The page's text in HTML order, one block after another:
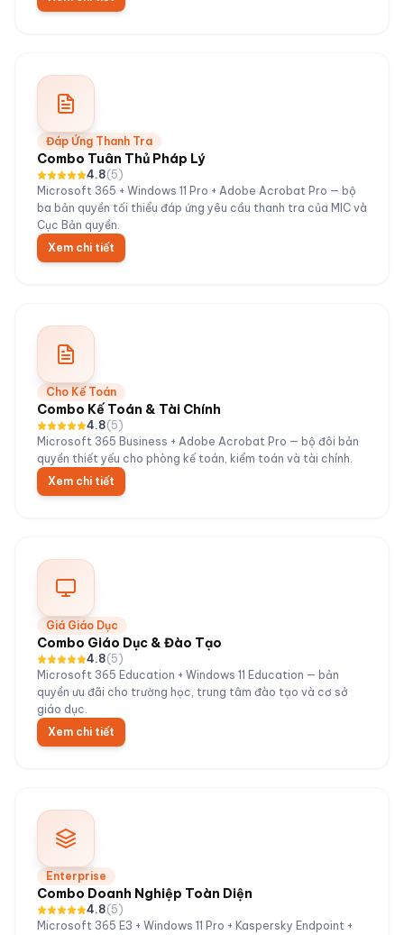
Đáp Ứng Thanh Tra
Combo Tuân Thủ Pháp Lý
4.8(5)
Microsoft 365 + Windows 11 Pro + Adobe Acrobat Pro — bộ
ba bản quyền tối thiểu đáp ứng yêu cầu thanh tra của MIC và
Cục Bản quyền.
Xem chi tiết
Cho Kế Toán
Combo Kế Toán & Tài Chính
4.8(5)
Microsoft 365 Business + Adobe Acrobat Pro — bộ đôi bản
quyền thiết yếu cho phòng kế toán, kiểm toán và tài chính.
Xem chi tiết
Giá Giáo Dục
Combo Giáo Dục & Đào Tạo
4.8(5)
Microsoft 365 Education + Windows 11 Education — bản
quyền ưu đãi cho trường học, trung tâm đào tạo và cơ sở
giáo dục.
Xem chi tiết
Enterprise
Combo Doanh Nghiệp Toàn Diện
4.8(5)
Microsoft 365 E3 + Windows 11 Pro + Kaspersky Endpoint +